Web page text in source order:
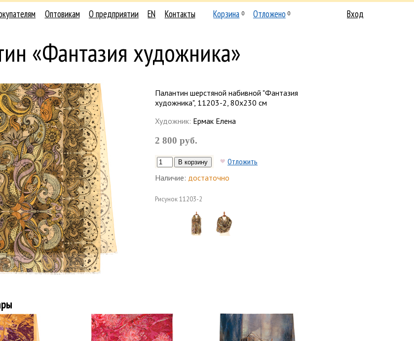
Оптовикам О предприятии EN Контакты Корзина 0 Отложено 0 Вход
«Фантазия художника»
Палантин шерстяной набивной "Фантазия
художника", 11203-2, 80х230 см
Художник: Ермак Елена
2 800 руб.
Отложить
Наличие: достаточно
Рисунок11203-2